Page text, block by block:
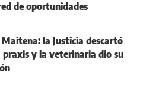
de oportunidades
Maitena: la Justicia descartó
praxis y la veterinaria dio su